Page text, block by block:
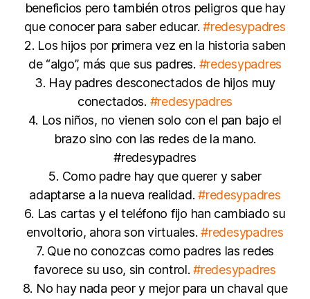
beneficios pero también otros peligros que hay
que conocer para saber educar.#redesypadres
2. Los hijos por primera vez en la historia saben
de “algo”, más que sus padres. #redesypadres
3. Hay padres desconectados de hijos muy
conectados. #redesypadres
4. Los niños, no vienen solo con el pan bajo el
brazo sino con las redes de la mano.
#redesypadres
5. Como padre hay que querer y saber
adaptarse a la nueva realidad.#redesypadres
6. Las cartas y el teléfono fijo han cambiado su
envoltorio, ahora son virtuales.#redesypadres
7. Que no conozcas como padres las redes
favorece su uso, sin control.#redesypadres
8. No hay nada peor y mejor para un chaval que